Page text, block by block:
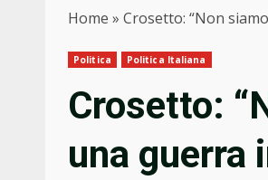
Home » Crosetto: “Non
Politica Politica Italiana
Crosetto:
una guerra